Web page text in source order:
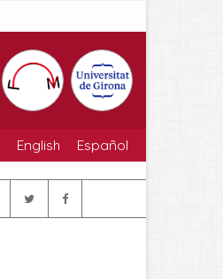
English Español